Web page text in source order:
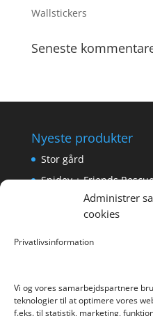
Administrer
cookies
Privatlivsinformation
Vi og vores samarbejdspartnere
teknologier til at optimere vores
f.eks. til statistik, marketing,
Wallstickers
Seneste
Nyeste produkter
Stor gård
Spidey + Friends
Forlængerkabel til
Pokemon Skoletaske
Hyggeligt fehjem med